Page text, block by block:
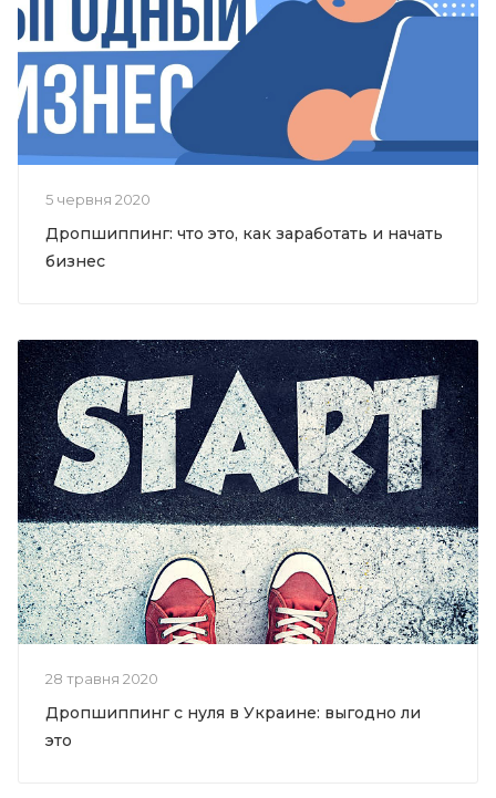
5 червня 2020
Дропшиппинг: что это, как заработать и начать
бизнес
28 травня 2020
Дропшиппинг с нуля в Украине: выгодно ли
это